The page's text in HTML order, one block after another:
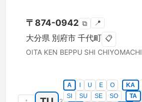
〒 874-0942 ⧉ 📍
大分県 別府市 千代町 📋
OITA KEN BEPPU SHI CHIYOMACHI
A U E O KA
SI
SU SE SO TA